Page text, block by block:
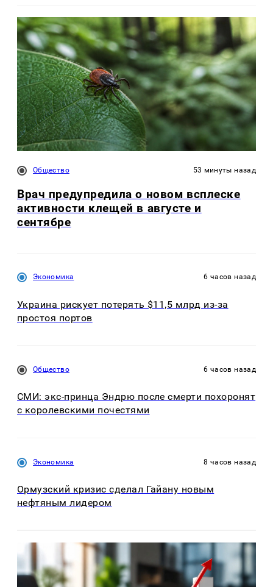
Общество 53 минуты назад
Врач предупредила о новом всплеске
активности клещей в августе и
сентябре
Экономика 6 часов назад
Украина рискует потерять $11,5 млрд из-за
простоя портов
Общество 6 часов назад
СМИ: экс-принца Эндрю после смерти похоронят
с королевскими почестями
Экономика 8 часов назад
Ормузский кризис сделал Гайану новым
нефтяным лидером